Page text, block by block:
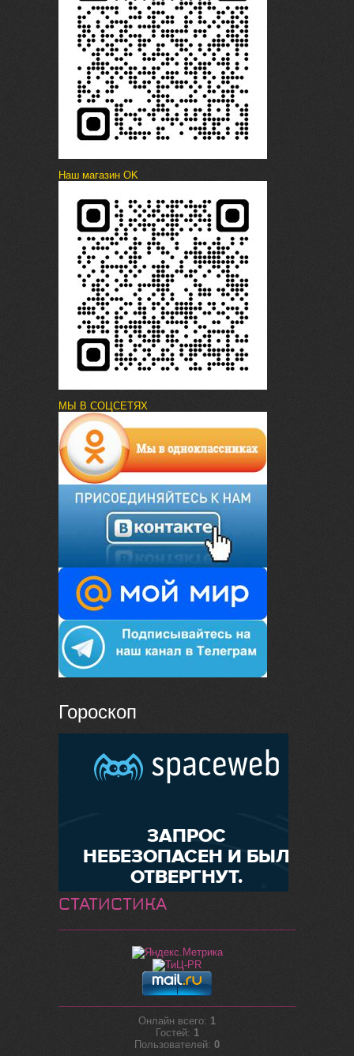
Наш магазин OK
МЫ В СОЦСЕТЯХ
Гороскоп
СТАТИСТИКА
Онлайн всего: 1
Гостей: 1
Пользователей: 0